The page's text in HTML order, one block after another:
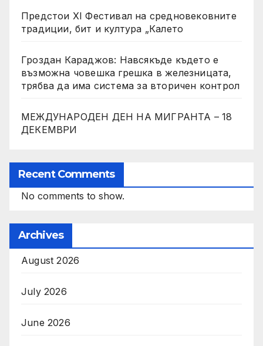
Предстои XI Фестивал на средновековните
традиции, бит и култура „Калето
Гроздан Караджов: Навсякъде където е
възможна човешка грешка в железницата,
трябва да има система за вторичен контрол
МЕЖДУНАРОДЕН ДЕН НА МИГРАНТА – 18
ДЕКЕМВРИ
Recent Comments
No comments to show.
Archives
August 2026
July 2026
June 2026